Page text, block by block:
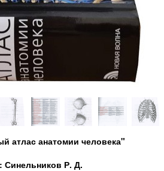
атлас анатомии человека"
Синельников Р. Д.